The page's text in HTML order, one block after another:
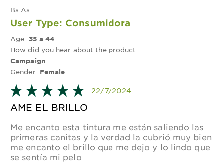
Bs As
User Type: Consumidora
Age: 35 a 44
How did you hear about the product:
Campaign
Gender: Female
- 22/7/2024
AME EL BRILLO
Me encanto esta tintura me están saliendo las
primeras canitas y la verdad la cubrió muy bien
me encanto el brillo que me dejo y lo lindo que
se sentía mi pelo